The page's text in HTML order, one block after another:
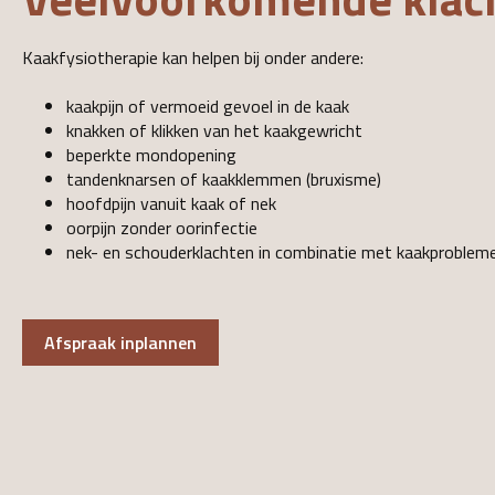
Kaakfysiotherapie kan helpen bij onder andere:
kaakpijn of vermoeid gevoel in de kaak
knakken of klikken van het kaakgewricht
beperkte mondopening
tandenknarsen of kaakklemmen (bruxisme)
hoofdpijn vanuit kaak of nek
oorpijn zonder oorinfectie
nek- en schouderklachten in combinatie met
Afspraak inplannen